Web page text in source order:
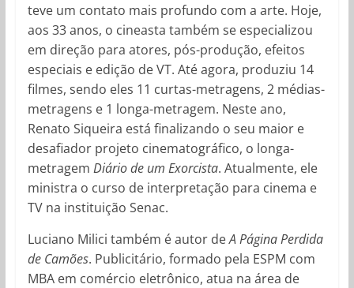
teve um contato mais profundo com a arte. Hoje,
aos 33 anos, o cineasta também se especializou
em direção para atores, pós-produção, efeitos
especiais e edição de VT. Até agora, produziu 14
filmes, sendo eles 11 curtas-metragens, 2 médias-
metragens e 1 longa-metragem. Neste ano,
Renato Siqueira está finalizando o seu maior e
desafiador projeto cinematográfico, o longa-
metragem Diário de um Exorcista. Atualmente, ele
ministra o curso de interpretação para cinema e
TV na instituição Senac.
Luciano Milici também é autor deA Página Perdida
de Camões. Publicitário, formado pela ESPM com
MBA em comércio eletrônico, atua na área de